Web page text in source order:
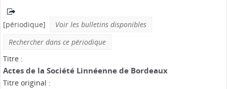
[périodique]
Voir les bulletins disponibles
Rechercher dans ce périodique
Titre :
Actes de la Société Linnéenne de Bordeaux
Titre original :